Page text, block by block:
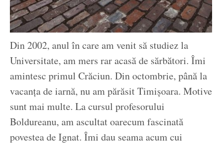
Din 2002, anul în care am venit să studiez la
Universitate, am mers rar acasă de sărbători. Îmi
amintesc primul Crăciun. Din octombrie, până la
vacanța de iarnă, nu am părăsit Timișoara. Motive
sunt mai multe. La cursul profesorului
Boldureanu, am ascultat oarecum fascinată
povestea de Ignat. Îmi dau seama acum cui